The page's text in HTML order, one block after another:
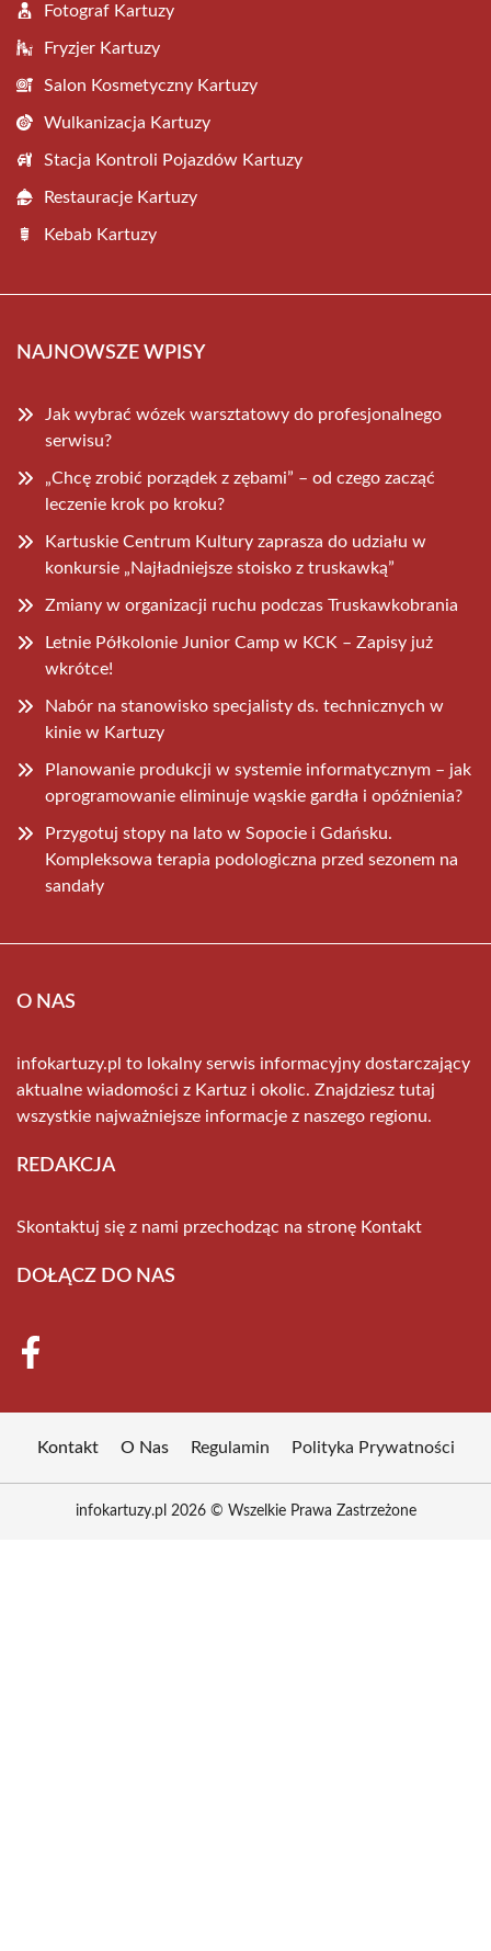
Fotograf Kartuzy
Fryzjer Kartuzy
Salon Kosmetyczny Kartuzy
Wulkanizacja Kartuzy
Stacja Kontroli Pojazdów Kartuzy
Restauracje Kartuzy
Kebab Kartuzy
NAJNOWSZE WPISY
Jak wybrać wózek warsztatowy do profesjonalnego
serwisu?
„Chcę zrobić porządek z zębami” – od czego zacząć
leczenie krok po kroku?
Kartuskie Centrum Kultury zaprasza do udziału w
konkursie „Najładniejsze stoisko z truskawką”
Zmiany w organizacji ruchu podczas Truskawkobrania
Letnie Półkolonie Junior Camp w KCK – Zapisy już
wkrótce!
Nabór na stanowisko specjalisty ds. technicznych w
kinie w Kartuzy
Planowanie produkcji w systemie informatycznym – jak
oprogramowanie eliminuje wąskie gardła i opóźnienia?
Przygotuj stopy na lato w Sopocie i Gdańsku.
Kompleksowa terapia podologiczna przed sezonem na
sandały
O NAS
infokartuzy.pl to lokalny serwis informacyjny dostarczający
aktualne wiadomości z Kartuz i okolic. Znajdziesz tutaj
wszystkie najważniejsze informacje z naszego regionu.
REDAKCJA
Skontaktuj się z nami przechodząc na stronę Kontakt
DOŁĄCZ DO NAS
Kontakt O Nas Regulamin Polityka Prywatności
infokartuzy.pl 2026 © Wszelkie Prawa Zastrzeżone